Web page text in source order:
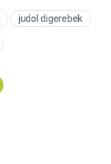
Mute
judol digerebek